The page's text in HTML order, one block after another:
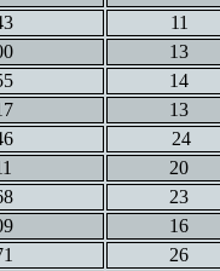
11
13
14
13
24
20
23
16
26